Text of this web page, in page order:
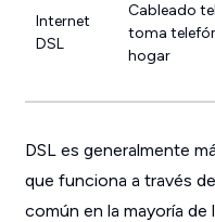
Internet
DSL
Cableado
toma
hogar
DSL es generalmente
que funciona a través
común en la mayoría